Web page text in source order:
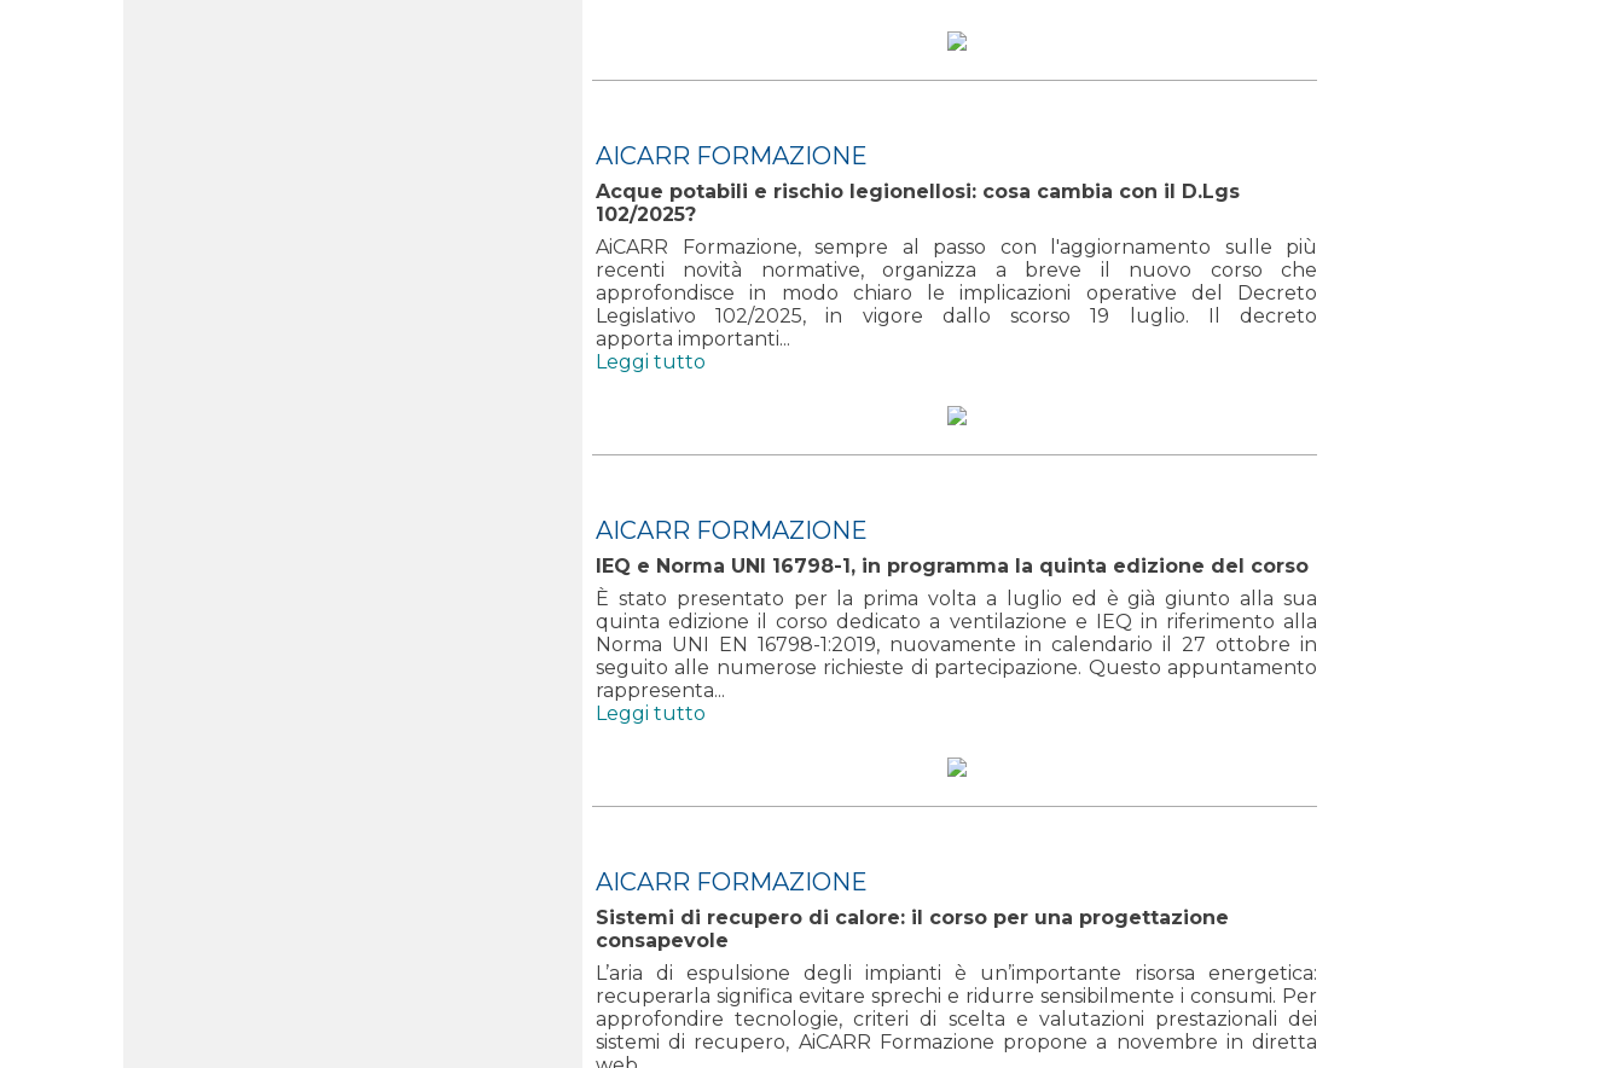
AICARR FORMAZIONE
Acque potabili e rischio legionellosi: cosa cambia con il D.Lgs
102/2025?
AiCARR Formazione, sempre al passo con l'aggiornamento sulle più
recenti novità normative, organizza a breve il nuovo corso che
approfondisce in modo chiaro le implicazioni operative del Decreto
Legislativo 102/2025, in vigore dallo scorso 19 luglio. Il decreto
apporta importanti...
Leggi tutto
AICARR FORMAZIONE
IEQ e Norma UNI 16798-1, in programma la quinta edizione del corso
È stato presentato per la prima volta a luglio ed è già giunto alla sua
quinta edizione il corso dedicato a ventilazione e IEQ in riferimento alla
Norma UNI EN 16798-1:2019, nuovamente in calendario il 27 ottobre in
seguito alle numerose richieste di partecipazione. Questo appuntamento
rappresenta...
Leggi tutto
AICARR FORMAZIONE
Sistemi di recupero di calore: il corso per una progettazione
consapevole
L’aria di espulsione degli impianti è un’importante risorsa energetica:
recuperarla significa evitare sprechi e ridurre sensibilmente i consumi. Per
approfondire tecnologie, criteri di scelta e valutazioni prestazionali dei
sistemi di recupero, AiCARR Formazione propone a novembre in diretta